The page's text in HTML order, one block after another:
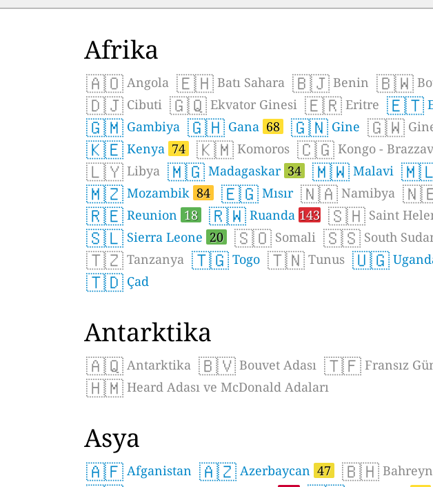
Afrika
🇦🇴 Angola 🇪🇭 Batı Sahara 🇧🇯 Benin 🇧🇼
🇩🇯 Cibuti 🇬🇶 Ekvator Ginesi 🇪🇷 Eritre 🇪🇹
🇬🇲 Gambiya 🇬🇭 Gana 68 🇬🇳 Gine 🇬🇼
🇰🇪 Kenya 74 🇰🇲 Komoros 🇨🇬 Kongo -
🇱🇾 Libya 🇲🇬 Madagaskar 34 🇲🇼 Malavi
🇲🇿 Mozambik 84 🇪🇬 Mısır 🇳🇦 Namibya
🇷🇪 Reunion 18 🇷🇼 Ruanda 143 🇸🇭 Saint
🇸🇱 Sierra Leone 20 🇸🇴 Somali 🇸🇸 South
🇹🇿 Tanzanya 🇹🇬 Togo 🇹🇳 Tunus 🇺🇬
🇹🇩 Çad
Antarktika
🇦🇶 Antarktika 🇧🇻 Bouvet Adası 🇹🇫 Fransız
🇭🇲 Heard Adası ve McDonald Adaları
Asya
🇦🇫 Afganistan 🇦🇿 Azerbaycan 47 🇧🇭 Bahreyn